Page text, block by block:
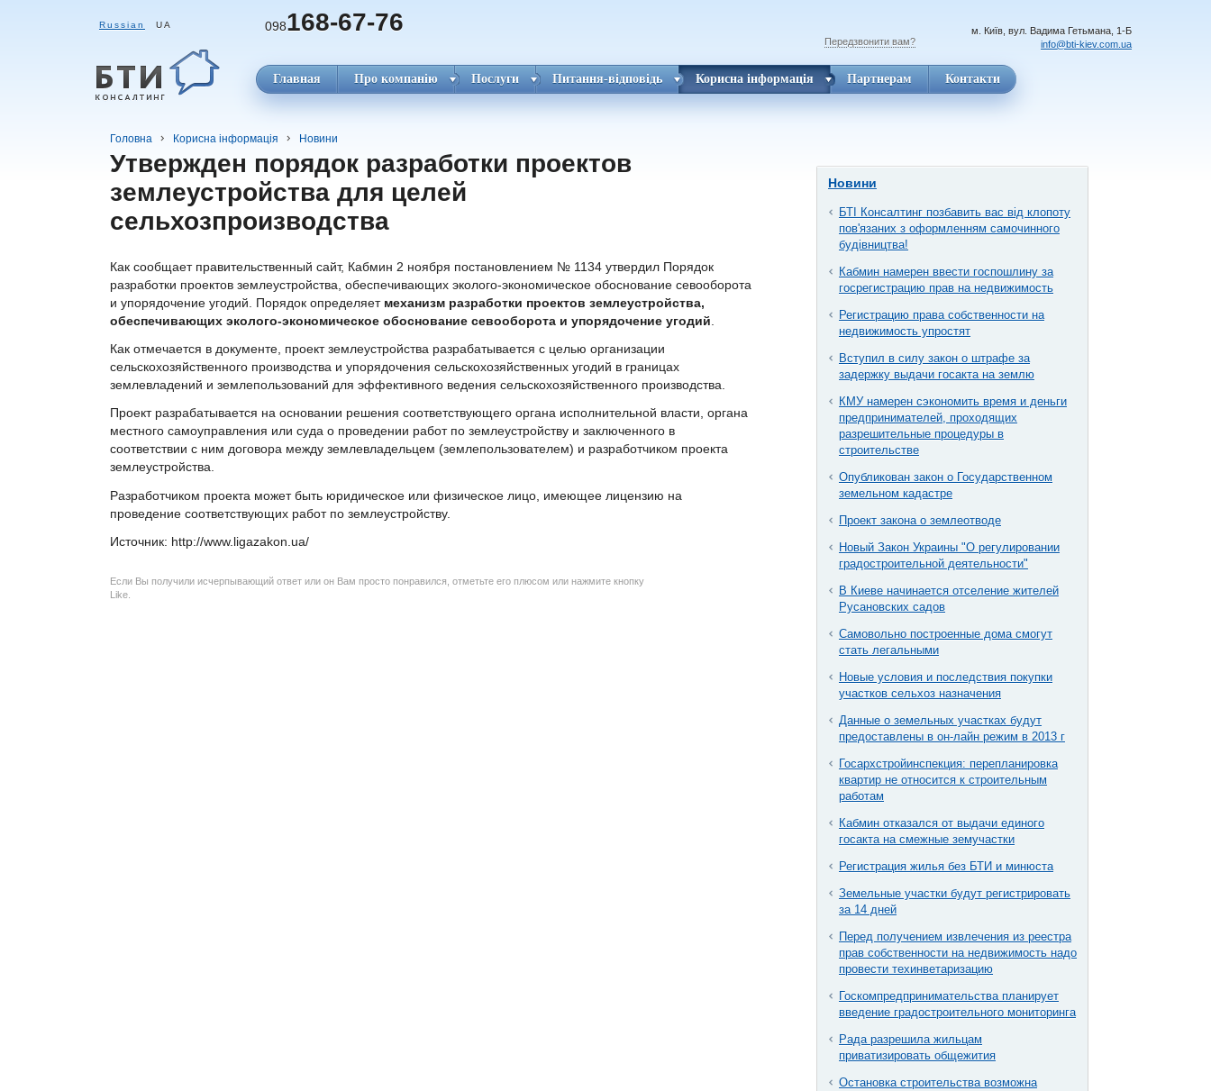
Russian UA 098168-67-76
Передзвонити вам?
м. Київ, вул. Вадима Гетьмана, 1-Б
info@bti-kiev.com.ua
Главная Про компанію Послуги Питання-відповідь Корисна інформація Партнерам Контакти
Головна Корисна інформація Новини
Утвержден порядок разработки проектов
землеустройства для целей
сельхозпроизводства
Как сообщает правительственный сайт, Кабмин 2 ноября постановлением № 1134 утвердил Порядок
разработки проектов землеустройства, обеспечивающих эколого-экономическое обоснование севооборота
и упорядочение угодий. Порядок определяет механизм разработки проектов землеустройства,
обеспечивающих эколого-экономическое обоснование севооборота и упорядочение угодий
Как отмечается в документе, проект землеустройства разрабатывается с целью организации
сельскохозяйственного производства и упорядочения сельскохозяйственных угодий в границах
землевладений и землепользований для эффективного ведения сельскохозяйственного производства.
Проект разрабатывается на основании решения соответствующего органа исполнительной власти, органа
местного самоуправления или суда о проведении работ по землеустройству и заключенного в
соответствии с ним договора между землевладельцем (землепользователем) и разработчиком проекта
землеустройства.
Разработчиком проекта может быть юридическое или физическое лицо, имеющее лицензию на
проведение соответствующих работ по землеустройству.
Источник: http://www.ligazakon.ua/
Если Вы получили исчерпывающий ответ или он Вам просто понравился, отметьте его плюсом или нажмите кнопку
Like.
Новини
БТІ Консалтинг позбавить вас від клопоту
пов'язаних з оформленням самочинного
будівництва!
Кабмин намерен ввести госпошлину за
госрегистрацию прав на недвижимость
Регистрацию права собственности на
недвижимость упростят
Вступил в силу закон о штрафе за
задержку выдачи госакта на землю
КМУ намерен сэкономить время и деньги
предпринимателей, проходящих
разрешительные процедуры в
строительстве
Опубликован закон о Государственном
земельном кадастре
Проект закона о землеотводе
Новый Закон Украины "О регулировании
градостроительной деятельности"
В Киеве начинается отселение жителей
Русановских садов
Самовольно построенные дома смогут
стать легальными
Новые условия и последствия покупки
участков сельхоз назначения
Данные о земельных участках будут
предоставлены в он-лайн режим в 2013 г
Госархстройинспекция: перепланировка
квартир не относится к строительным
работам
Кабмин отказался от выдачи единого
госакта на смежные земучастки
Регистрация жилья без БТИ и минюста
Земельные участки будут регистрировать
за 14 дней
Перед получением извлечения из реестра
прав собственности на недвижимость надо
провести техинветаризацию
Госкомпредпринимательства планирует
введение градостроительного мониторинга
Рада разрешила жильцам
приватизировать общежития
Остановка строительства возможна